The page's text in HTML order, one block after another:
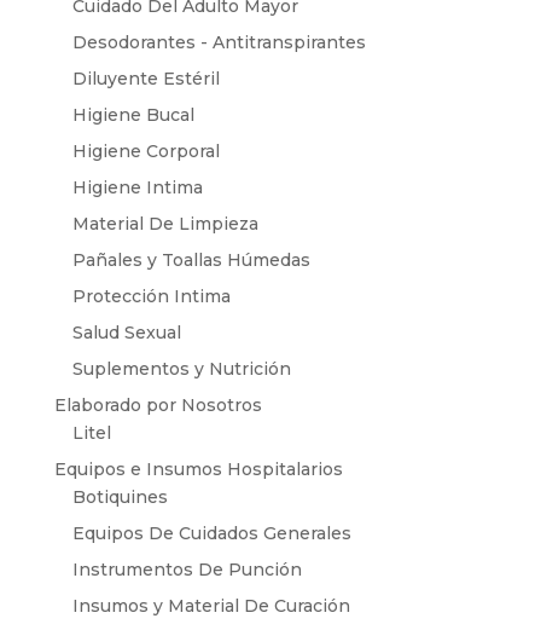
Cuidado Del Adulto Mayor
Desodorantes - Antitranspirantes
Diluyente Estéril
Higiene Bucal
Higiene Corporal
Higiene Intima
Material De Limpieza
Pañales y Toallas Húmedas
Protección Intima
Salud Sexual
Suplementos y Nutrición
Elaborado por Nosotros
Litel
Equipos e Insumos Hospitalarios
Botiquines
Equipos De Cuidados Generales
Instrumentos De Punción
Insumos y Material De Curación